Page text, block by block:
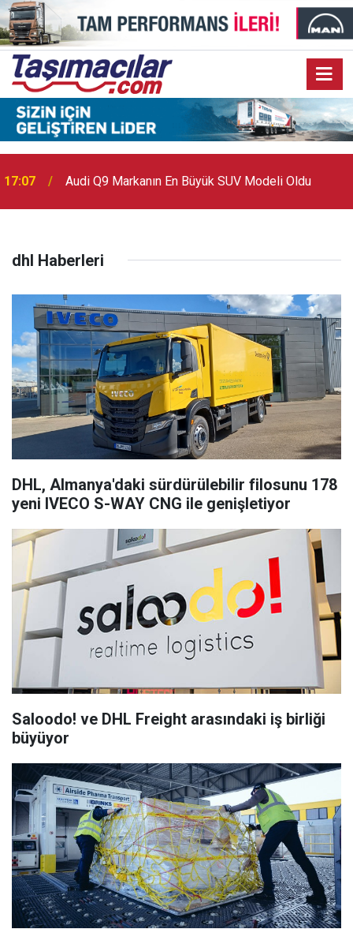
17:07 Audi Q9 Markanın En Büyük SUV Modeli Oldu
dhl Haberleri
DHL, Almanya'daki sürdürülebilir filosunu 178
yeni IVECO S-WAY CNG ile genişletiyor
Saloodo! ve DHL Freight arasındaki iş birliği
büyüyor